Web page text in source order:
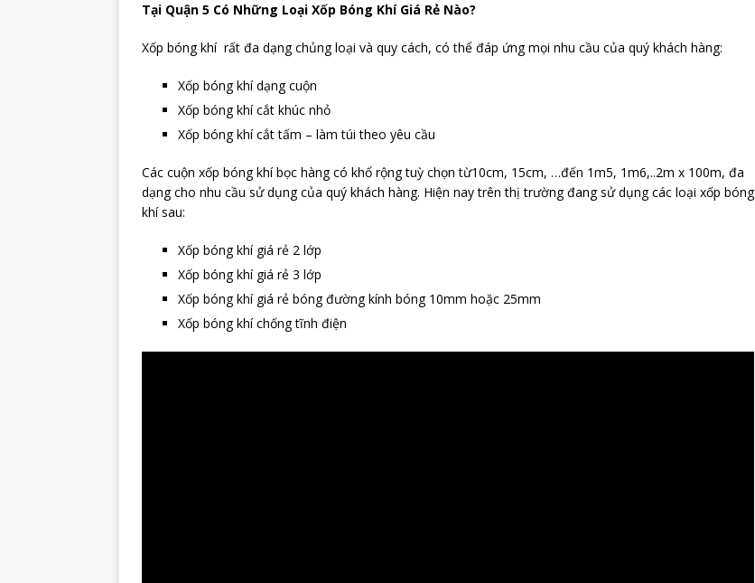
Tại Quận 5 Có Những Loại Xốp Bóng Khí Giá Rẻ Nào?
Xốp bóng khí rất đa dạng chủng loại và quy cách, có thể đáp ứng mọi nhu cầu của quý khách hàng:
Xốp bóng khí dạng cuộn
Xốp bóng khí cắt khúc nhỏ
Xốp bóng khí cắt tấm – làm túi theo yêu cầu
Các cuộn xốp bóng khí bọc hàng có khổ rộng tuỳ chọn từ10cm, 15cm, …đến 1m5, 1m6,..2m x 100m, đa
dạng cho nhu cầu sử dụng của quý khách hàng. Hiện nay trên thị trường đang sử dụng các loại xốp bóng
khí sau:
Xốp bóng khí giá rẻ 2 lớp
Xốp bóng khí giá rẻ 3 lớp
Xốp bóng khí giá rẻ bóng đường kính bóng 10mm hoặc 25mm
Xốp bóng khí chống tĩnh điện